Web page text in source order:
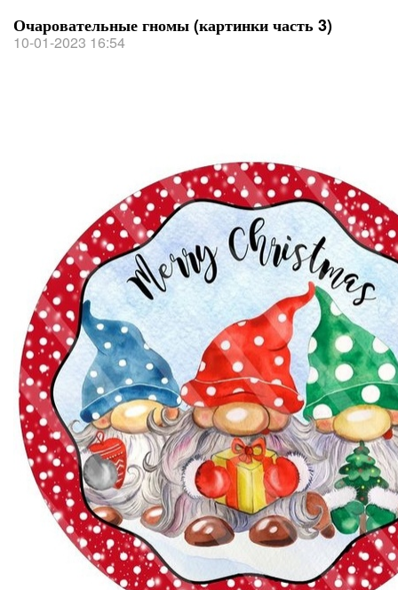
Очаровательные гномы (картинки часть 3)
10-01-2023 16:54